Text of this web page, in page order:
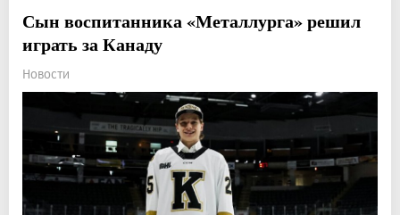
Сын воспитанника «Металлурга» решил
играть за Канаду
Новости